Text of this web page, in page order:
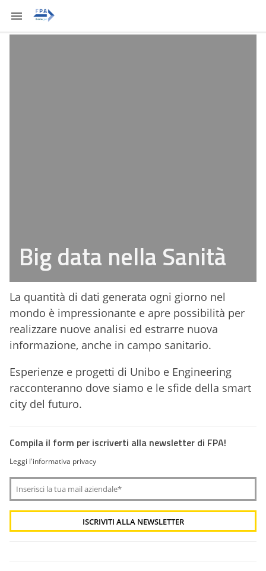
Big data nella Sanità
La quantità di dati generata ogni giorno nel
mondo è impressionante e apre possibilità per
realizzare nuove analisi ed estrarre nuova
informazione, anche in campo sanitario.
Esperienze e progetti di Unibo e Engineering
racconteranno dove siamo e le sfide della smart
city del futuro.
Compila il form per iscriverti alla newsletter di FPA!
Leggi l'informativa privacy